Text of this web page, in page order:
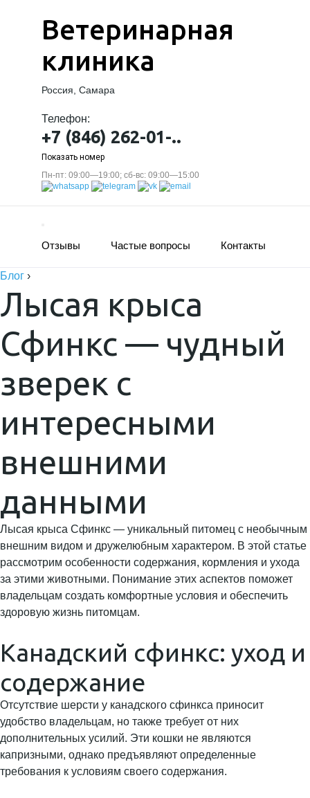
Ветеринарная
клиника
Россия, Самара
Телефон:
+7 (846) 262-01-..
Показать номер
Пн-пт: 09:00—19:00; сб-вс: 09:00—15:00
Отзывы Частые вопросы Контакты
Блог ›
Лысая крыса
Сфинкс — чудный
зверек с
интересными
внешними
данными
Лысая крыса Сфинкс — уникальный питомец с необычным
внешним видом и дружелюбным характером. В этой статье
рассмотрим особенности содержания, кормления и ухода
за этими животными. Понимание этих аспектов поможет
владельцам создать комфортные условия и обеспечить
здоровую жизнь питомцам.
Канадский сфинкс: уход и
содержание
Отсутствие шерсти у канадского сфинкса приносит
удобство владельцам, но также требует от них
дополнительных усилий. Эти кошки не являются
капризными, однако предъявляют определенные
требования к условиям своего содержания.